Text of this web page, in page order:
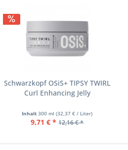
Schwarzkopf OSiS+ TIPSY TWIRL
Curl Enhancing Jelly
Inhalt300 ml(32,37 € / Liter)
9,71 € * 12,16 € *